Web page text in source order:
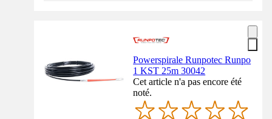
Powerspirale Runpotec Runpo
1 KST 25m 30042
Cet article n'a pas encore été
noté.